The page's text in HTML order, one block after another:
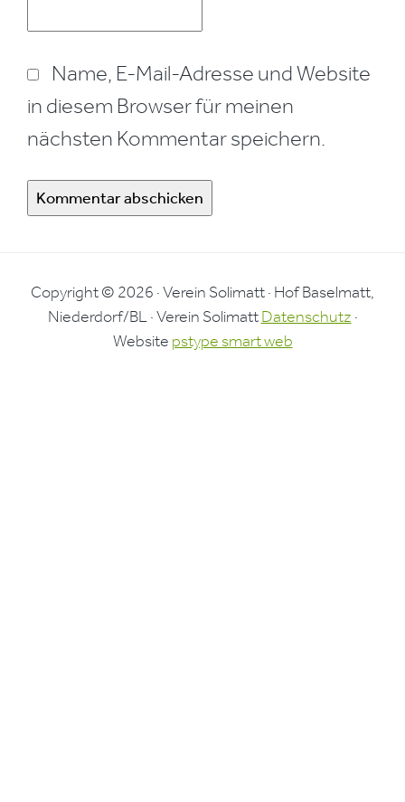
Name, E-Mail-Adresse und Website
in diesem Browser für meinen
nächsten Kommentar speichern.
Copyright © 2026 · Verein Solimatt · Hof Baselmatt,
Niederdorf/BL · Verein SolimattDatenschutz ·
Website pstype smart web